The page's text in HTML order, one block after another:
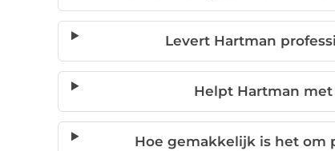
Levert Hartman
Helpt Hartman met
Hoe gemakkelijk is het om